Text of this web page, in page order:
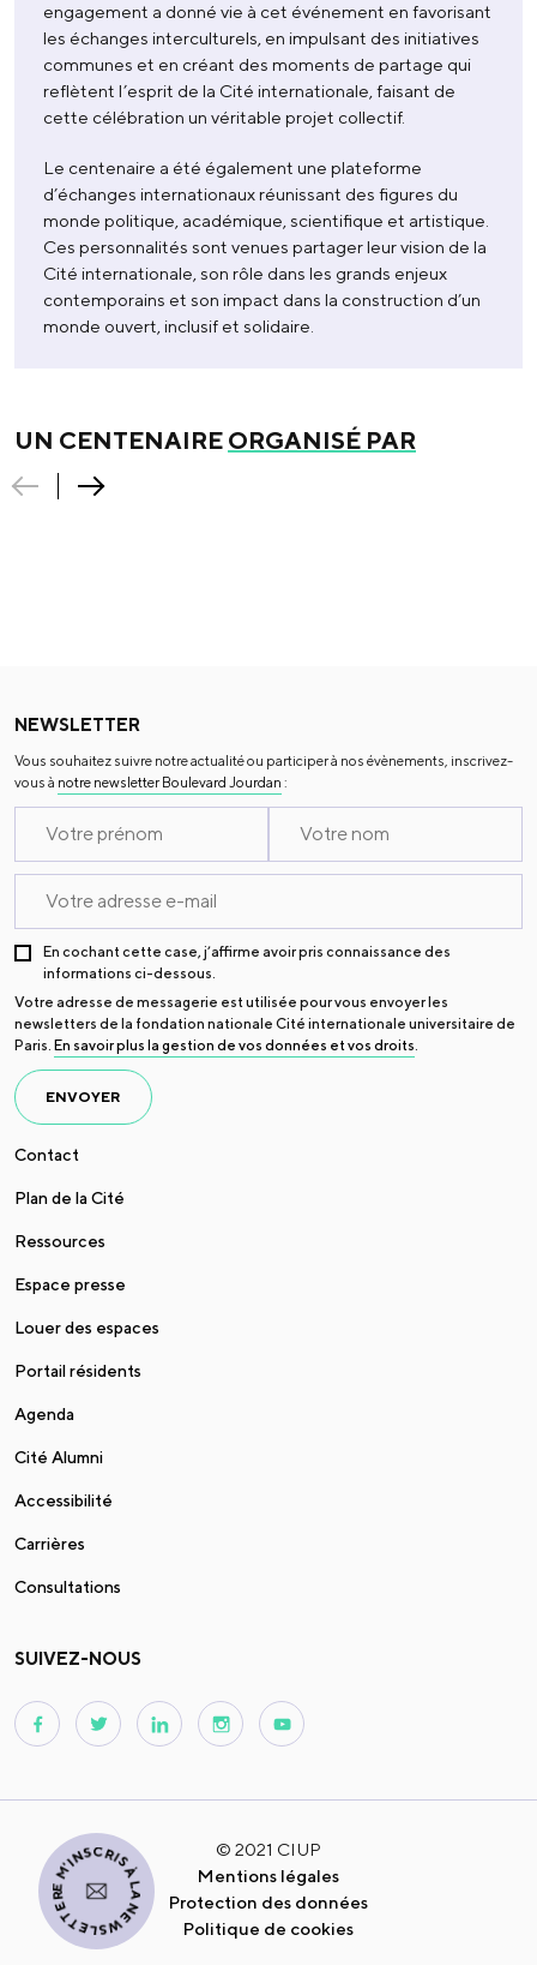
engagement a donné vie à cet événement en favorisant
les échanges interculturels, en impulsant des initiatives
communes et en créant des moments de partage qui
reflètent l’esprit de la Cité internationale, faisant de
cette célébration un véritable projet collectif.
Le centenaire a été également une plateforme
d’échanges internationaux réunissant des figures du
monde politique, académique, scientifique et artistique.
Ces personnalités sont venues partager leur vision de la
Cité internationale, son rôle dans les grands enjeux
contemporains et son impact dans la construction d’un
monde ouvert, inclusif et solidaire.
UN CENTENAIRE ORGANISÉ PAR
NEWSLETTER
Vous souhaitez suivre notre actualité ou participer à nos évènements, inscrivez-
vous à notre newsletter Boulevard Jourdan :
En cochant cette case, j’affirme avoir pris connaissance des
informations ci-dessous.
Votre adresse de messagerie est utilisée pour vous envoyer les
newsletters de la fondation nationale Cité internationale universitaire de
Paris. En savoir plus la gestion de vos données et vos droits.
ENVOYER
Contact
Plan de la Cité
Ressources
Espace presse
Louer des espaces
Portail résidents
Agenda
Cité Alumni
Accessibilité
Carrières
Consultations
SUIVEZ-NOUS
© 2021 CIUP
Mentions légales
Protection des données
Politique de cookies
JE M'INSCRIS À LA NEWSLETTER